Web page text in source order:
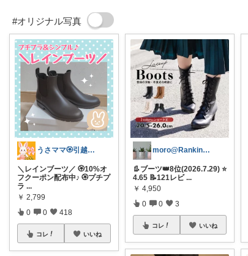
#オリジナル写真
うさママ🏵️引越ギフト&ごみ箱＆収納
＼レインブーツ／ 🏵️10%オ
フクーポン配布中♪ 🏵️プチプ
ラ ...
￥ 2,799
0 0 418
コレ いいね
moro@Ranking ROOM
👢ブーツ👑8位(2026.7.29) ⭐
4.65 📝121レビ ...
￥ 4,950
0 0 3
コレ いいね